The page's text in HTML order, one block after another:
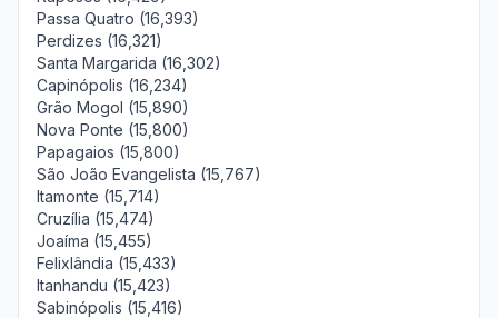
Passa Quatro (16,393)
Perdizes (16,321)
Santa Margarida (16,302)
Capinópolis (16,234)
Grão Mogol (15,890)
Nova Ponte (15,800)
Papagaios (15,800)
São João Evangelista (15,767)
Itamonte (15,714)
Cruzília (15,474)
Joaíma (15,455)
Felixlândia (15,433)
Itanhandu (15,423)
Sabinópolis (15,416)